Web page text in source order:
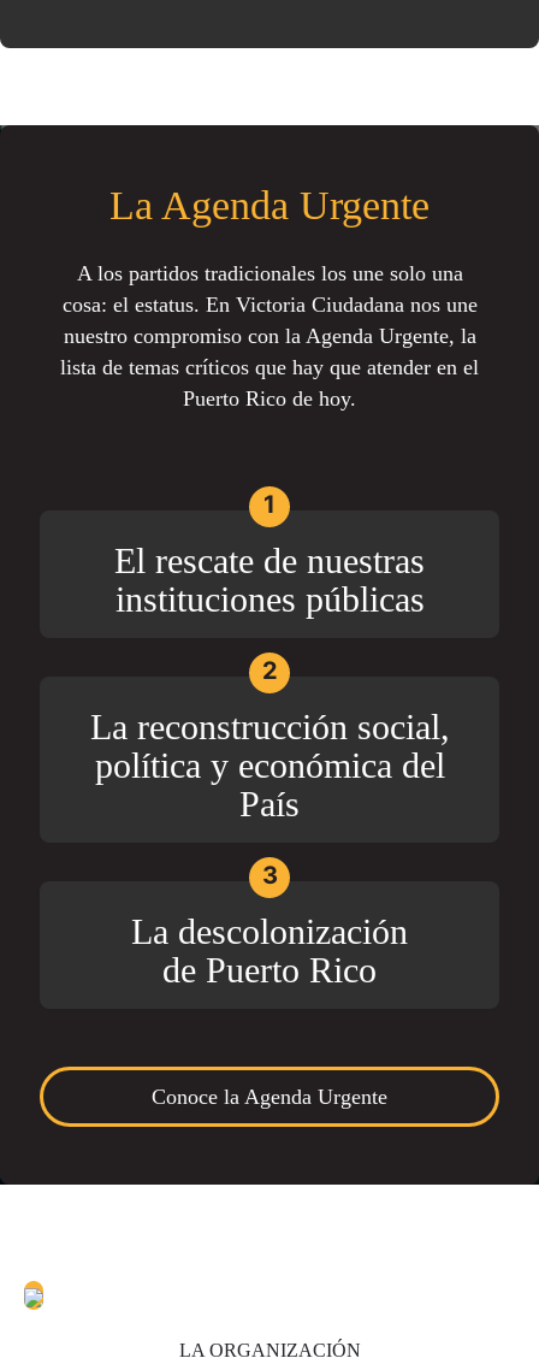
La Agenda Urgente
A los partidos tradicionales los une solo una
cosa: el estatus. En Victoria Ciudadana nos une
nuestro compromiso con la Agenda Urgente, la
lista de temas críticos que hay que atender en el
Puerto Rico de hoy.
1
El rescate de nuestras
instituciones públicas
2
La reconstrucción social,
política y económica del
País
3
La descolonización
de Puerto Rico
Conoce la Agenda Urgente
LA ORGANIZACIÓN